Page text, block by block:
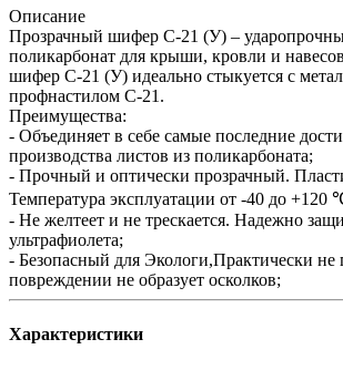
Описание
Прозрачный шифер С-21 (У) –
поликарбонат для крыши, кровли и
шифер С-21 (У) идеально стыкуется с
профнастилом С-21.
Преимущества:
- Объединяет в себе самые последние
производства листов из поликарбоната;
- Прочный и оптически прозрачный.
Температура эксплуатации от -40 до +120
- Не желтеет и не трескается. Надежно
ультрафиолета;
- Безопасный для Экологи,Практически не
повреждении не образует осколков;
Характеристики